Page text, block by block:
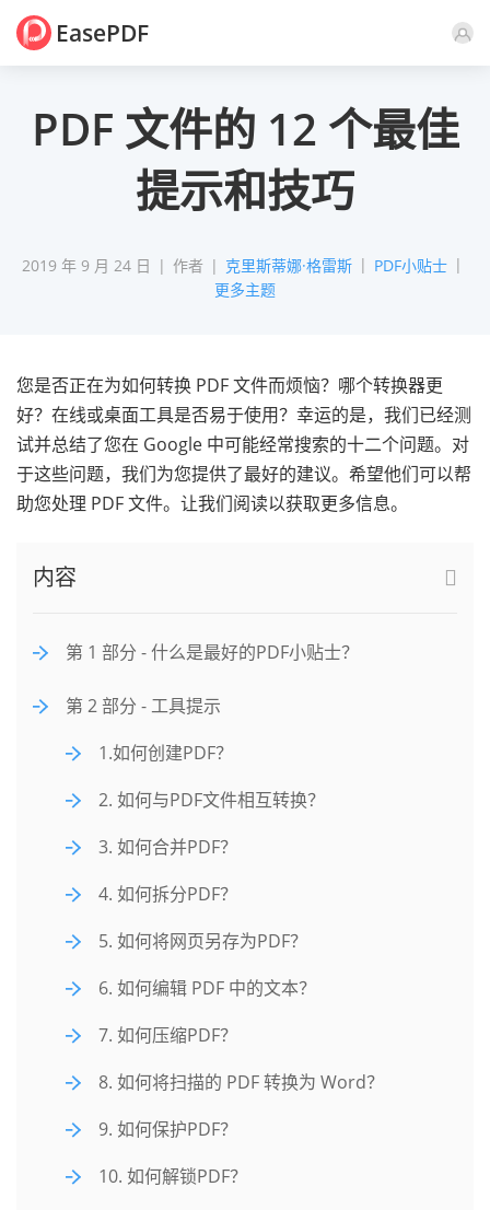
EasePDF
PDF 文件的 12 个最佳
提示和技巧
2019 年 9 月 24 日 作者 克里斯蒂娜·格雷斯
PDF小贴士
更多主题
评论
您是否正在为如何转换 PDF 文件而烦恼？哪个转换器更
好？在线或桌面工具是否易于使用？幸运的是，我们已经测
试并总结了您在 Google 中可能经常搜索的十二个问题。对
于这些问题，我们为您提供了最好的建议。希望他们可以帮
助您处理 PDF 文件。让我们阅读以获取更多信息。
内容
第 1 部分 - 什么是最好的PDF小贴士？
第 2 部分 - 工具提示
1.如何创建PDF？
2. 如何与PDF文件相互转换？
3. 如何合并PDF？
4. 如何拆分PDF？
5. 如何将网页另存为PDF？
6. 如何编辑 PDF 中的文本？
7. 如何压缩PDF？
8. 如何将扫描的 PDF 转换为 Word？
9. 如何保护PDF？
10. 如何解锁PDF？